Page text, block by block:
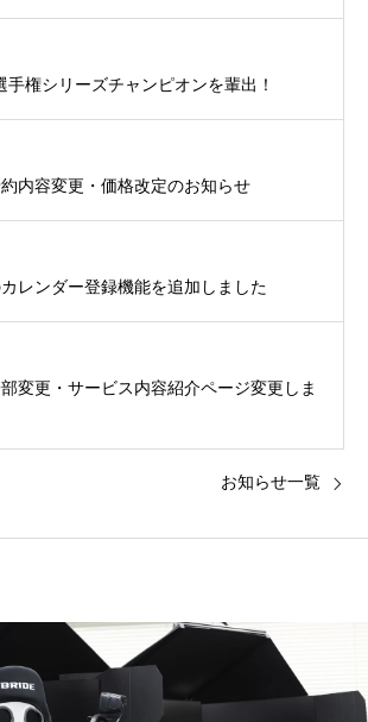
権シリーズチャンピオンを輩出！
内容変更・価格改定のお知らせ
レンダー登録機能を追加しました
変更・サービス内容紹介ページ変更しま
お知らせ一覧